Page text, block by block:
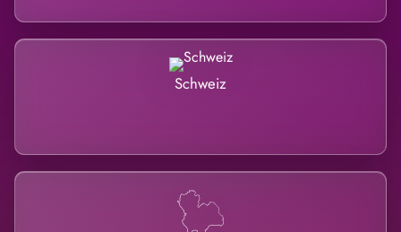
Schweiz